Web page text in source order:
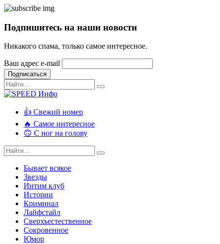
Подпишитесь на наши новости
Никакого спама, только самое интересное.
Ваш адрес e-mail
Подписаться
👍 Свежий номер
🔥 Самое интересное
🙃 С ног на голову
Бывает всякое
Звезды
Интим клуб
Истории
Криминал
Лайфстайл
Сверхъестественное
Сокровенное
Юмор